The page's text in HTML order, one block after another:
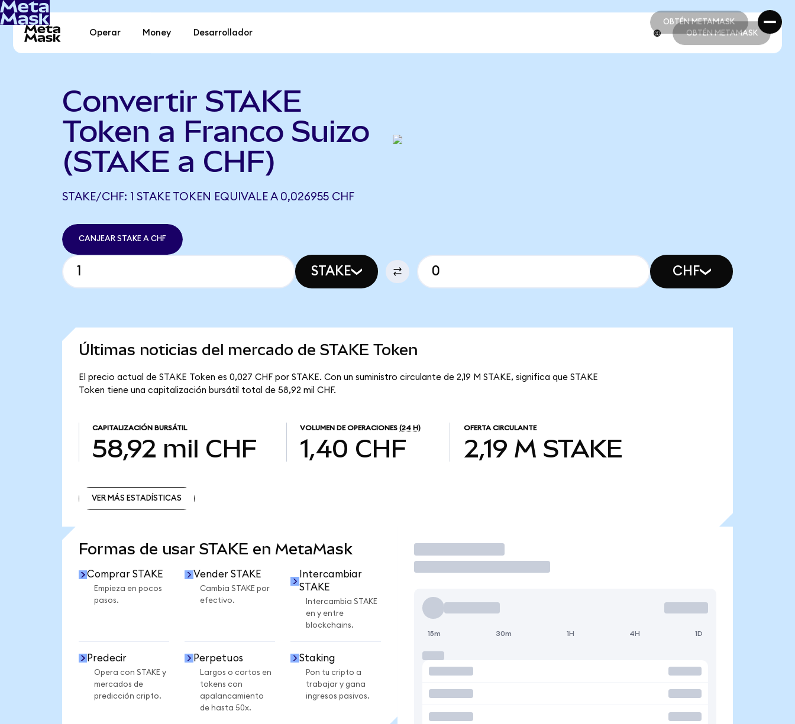
OBTÉN METAMASK
OBTÉN METAMASK
Operar Money Desarrollador OBTÉN METAMASK
Convertir STAKE
Token a Franco Suizo
(STAKE a CHF)
STAKE/CHF: 1 STAKE TOKEN EQUIVALE A 0,026955 CHF
CANJEAR STAKE A CHF
STAKE CHF
Últimas noticias del mercado de STAKE Token
El precio actual de STAKE Token es 0,027 CHF por STAKE. Con un suministro circulante de 2,19 M STAKE, significa que STAKE
Token tiene una capitalización bursátil total de 58,92 mil CHF.
CAPITALIZACIÓN BURSÁTIL
58,92 mil CHF
VOLUMEN DE OPERACIONES (24 H)
1,40 CHF
OFERTA CIRCULANTE
2,19 M STAKE
VER MÁS ESTADÍSTICAS
Formas de usar STAKE en MetaMask
Comprar STAKE
Empieza en pocos
pasos.
Vender STAKE
Cambia STAKE por
efectivo.
Intercambiar
STAKE
Intercambia STAKE
en y entre
blockchains.
Predecir
Opera con STAKE y
mercados de
predicción cripto.
Perpetuos
Largos o cortos en
tokens con
apalancamiento
de hasta 50x.
Staking
Pon tu cripto a
trabajar y gana
ingresos pasivos.
Operar
15m 30m 1H 4H 1D